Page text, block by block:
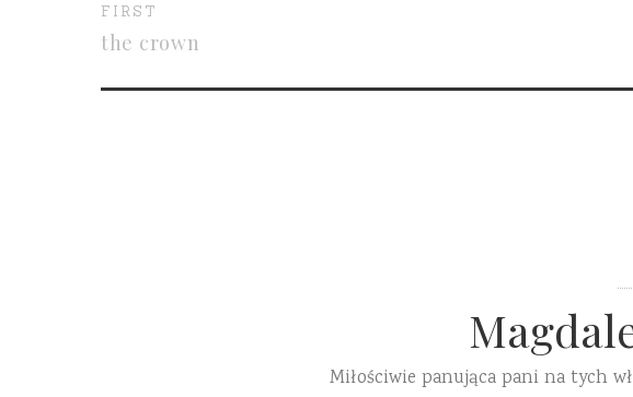
FIRST
the crown
Miłościwie panująca pani na tych